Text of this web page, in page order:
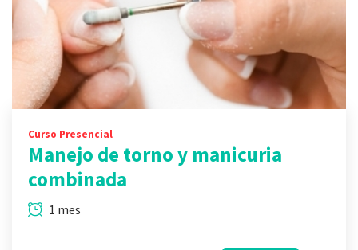
Curso Presencial
Manejo de torno y manicuria
combinada
1 mes